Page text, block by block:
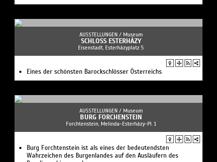
AUSSTELLUNGEN / Museum
SCHLOSS ESTERHÁZY
Eisenstadt, Esterházyplatz 5
Eines der schönsten Barockschlösser Österreichs
AUSSTELLUNGEN / Museum
BURG FORCHENSTEIN
Forchtenstein, Melinda-Esterházy-Pl. 1
Burg Forchtenstein ist als eines der bedeutendsten
Wahrzeichen des Burgenlandes auf den Ausläufern des